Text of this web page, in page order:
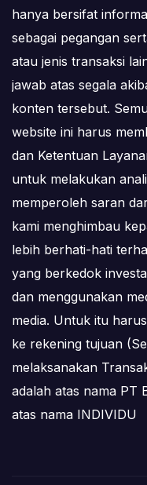
hanya bersifat
sebagai pegangan
atau jenis transaksi
jawab atas segala
konten tersebut.
website ini harus
dan Ketentuan
untuk melakukan
memperoleh saran
kami menghimbau
lebih berhati-hati
yang berkedok
dan menggunakan
media. Untuk itu
ke rekening tujuan
melaksanakan
adalah atas nama PT
atas nama INDIVIDU